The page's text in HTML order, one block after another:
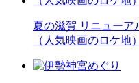
夏の滋賀 リニューア
（人気映画のロケ地）